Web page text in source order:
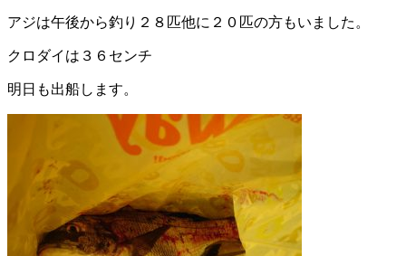
アジは午後から釣り２８匹他に２０匹の方もいました。
クロダイは３６センチ
明日も出船します。